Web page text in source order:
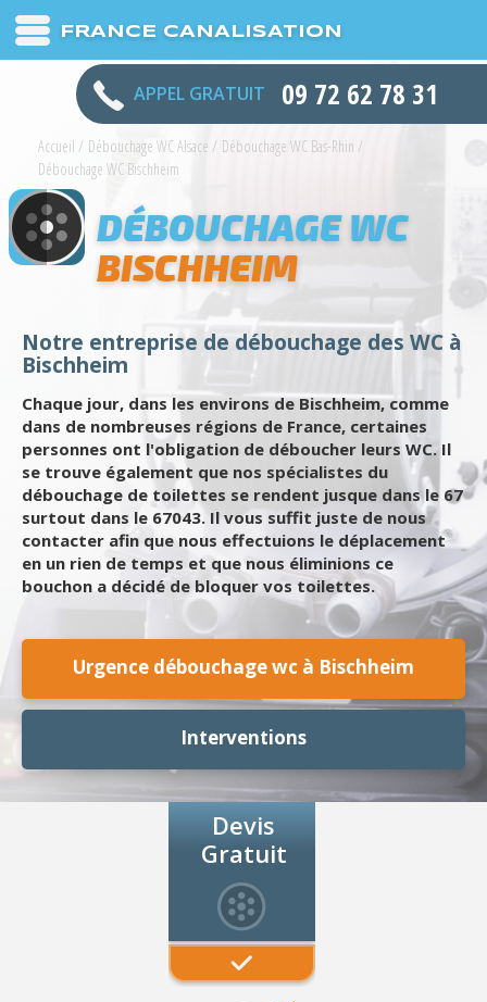
FRANCE CANALISATION
APPEL GRATUIT 09 72 62 78 31
Accueil / Débouchage WC Alsace / Débouchage WC Bas-Rhin /
Débouchage WC Bischheim
DÉBOUCHAGE WC
BISCHHEIM
Notre entreprise de débouchage des WC à
Bischheim
Chaque jour, dans les environs de Bischheim, comme
dans de nombreuses régions de France, certaines
personnes ont l'obligation de déboucher leurs WC. Il
se trouve également que nos spécialistes du
débouchage de toilettes se rendent jusque dans le 67
surtout dans le 67043. Il vous suffit juste de nous
contacter afin que nous effectuions le déplacement
en un rien de temps et que nous éliminions ce
bouchon a décidé de bloquer vos toilettes.
Urgence débouchage wc à Bischheim
Interventions
Devis
Gratuit